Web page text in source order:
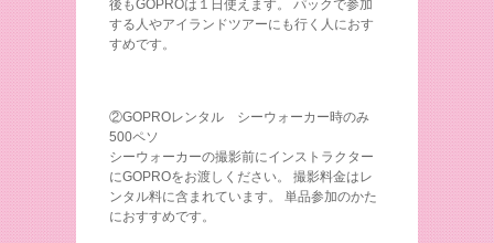
後もGOPROは１日使えます。 パックで参加
する人やアイランドツアーにも行く人におす
すめです。
②GOPROレンタル シーウォーカー時のみ
500ペソ
シーウォーカーの撮影前にインストラクター
にGOPROをお渡しください。 撮影料金はレ
ンタル料に含まれています。 単品参加のかた
におすすめです。